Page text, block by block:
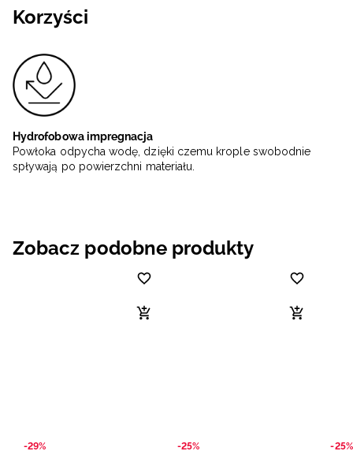
Korzyści
Hydrofobowa impregnacja
Powłoka odpycha wodę, dzięki czemu krople swobodnie
spływają po powierzchni materiału.
Zobacz podobne produkty
-29% -25% -25%